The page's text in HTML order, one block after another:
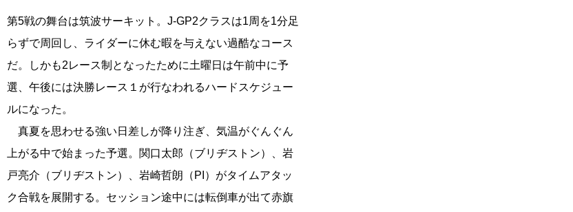
第5戦の舞台は筑波サーキット。J-GP2クラスは1周を1分足
らずで周回し、ライダーに休む暇を与えない過酷なコース
だ。しかも2レース制となったために土曜日は午前中に予
選、午後には決勝レース１が行なわれるハードスケジュー
ルになった。
真夏を思わせる強い日差しが降り注ぎ、気温がぐんぐん
上がる中で始まった予選。関口太郎（ブリヂストン）、岩
戸亮介（ブリヂストン）、岩崎哲朗（PI）がタイムアタッ
ク合戦を展開する。セッション途中には転倒車が出て赤旗